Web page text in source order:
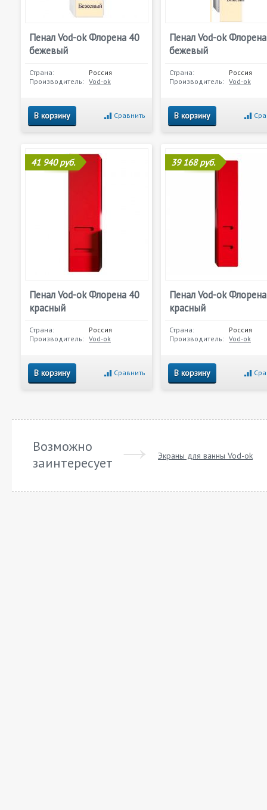
Пенал Vod-ok Флорена 40
бежевый
Страна:
Россия
Производитель: Vod-ok
В корзину Сравнить
Пенал Vod-ok
бежевый
Страна:
Россия
Производитель: Vod-ok
В корзину
41 940 руб.
Пенал Vod-ok Флорена 40
красный
Страна:
Россия
Производитель: Vod-ok
В корзину Сравнить
39 168 руб.
Пенал Vod-ok
красный
Страна:
Россия
Производитель: Vod-ok
В корзину
Возможно
заинтересует
Экраны для ванны Vod-ok